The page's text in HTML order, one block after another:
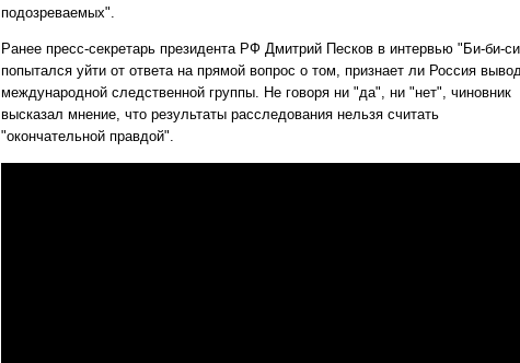
подозреваемых".
Ранее пресс-секретарь президента РФ Дмитрий Песков в интервью "Би-би-
попытался уйти от ответа на прямой вопрос о том, признает ли Россия
международной следственной группы. Не говоря ни "да", ни "нет", чиновник
высказал мнение, что результаты расследования нельзя считать
"окончательной правдой".